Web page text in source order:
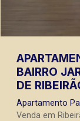
BAIRRO
DE
Apartamento
Venda em